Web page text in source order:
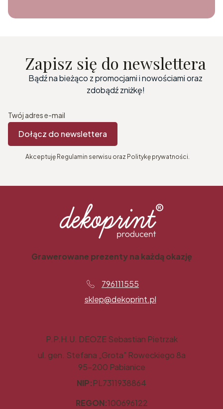
Zapisz się do newslettera
Bądź na bieżąco z promocjami i nowościami oraz
zdobądź zniżkę!
Twój adres e-mail
Dołącz do newslettera
Akceptuję Regulamin serwisu oraz Politykę prywatności.
Grawerowane prezenty na każdą okazję
796111555
sklep@dekoprint.pl
P.P.H.U. DEOZE Sebastian Pietrzak
ul. gen. Stefana „Grota” Roweckiego 8a
95-200 Pabianice
NIP:PL7311938864
REGON:100696122